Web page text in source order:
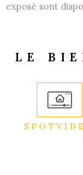
exposé sont
LE